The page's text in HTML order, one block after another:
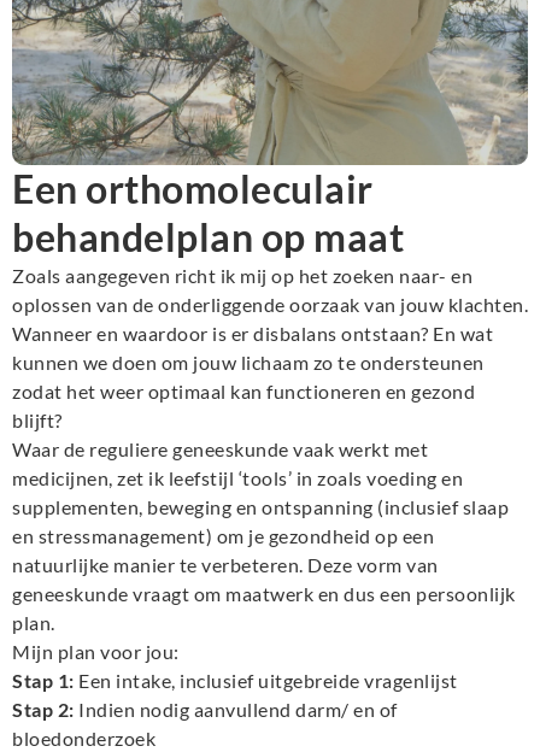
Een orthomoleculair
behandelplan op maat
Zoals aangegeven richt ik mij op het zoeken naar- en
oplossen van de onderliggende oorzaak van jouw klachten.
Wanneer en waardoor is er disbalans ontstaan? En wat
kunnen we doen om jouw lichaam zo te ondersteunen
zodat het weer optimaal kan functioneren en gezond
blijft?
Waar de reguliere geneeskunde vaak werkt met
medicijnen, zet ik leefstijl ‘tools’ in zoals voeding en
supplementen, beweging en ontspanning (inclusief slaap
en stressmanagement) om je gezondheid op een
natuurlijke manier te verbeteren. Deze vorm van
geneeskunde vraagt om maatwerk en dus een persoonlijk
plan.
Mijn plan voor jou:
Stap 1: Een intake, inclusief uitgebreide vragenlijst
Stap 2: Indien nodig aanvullend darm/ en of
bloedonderzoek